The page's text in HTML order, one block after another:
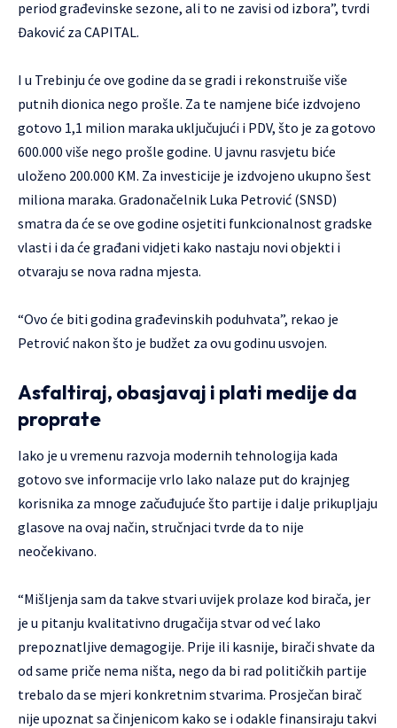
period građevinske sezone, ali to ne zavisi od izbora”, tvrdi
Đaković za CAPITAL.
I u Trebinju će ove godine da se gradi i rekonstruiše više
putnih dionica nego prošle. Za te namjene biće izdvojeno
gotovo 1,1 milion maraka uključujući i PDV, što je za gotovo
600.000 više nego prošle godine. U javnu rasvjetu biće
uloženo 200.000 KM. Za investicije je izdvojeno ukupno šest
miliona maraka. Gradonačelnik Luka Petrović (SNSD)
smatra da će se ove godine osjetiti funkcionalnost gradske
vlasti i da će građani vidjeti kako nastaju novi objekti i
otvaraju se nova radna mjesta.
“Ovo će biti godina građevinskih poduhvata”, rekao je
Petrović nakon što je budžet za ovu godinu usvojen.
Asfaltiraj, obasjavaj i plati medije da
proprate
Iako je u vremenu razvoja modernih tehnologija kada
gotovo sve informacije vrlo lako nalaze put do krajnjeg
korisnika za mnoge začuđujuće što partije i dalje prikupljaju
glasove na ovaj način, stručnjaci tvrde da to nije
neočekivano.
“Mišljenja sam da takve stvari uvijek prolaze kod birača, jer
je u pitanju kvalitativno drugačija stvar od već lako
prepoznatljive demagogije. Prije ili kasnije, birači shvate da
od same priče nema ništa, nego da bi rad političkih partije
trebalo da se mjeri konkretnim stvarima. Prosječan birač
nije upoznat sa činjenicom kako se i odakle finansiraju takvi